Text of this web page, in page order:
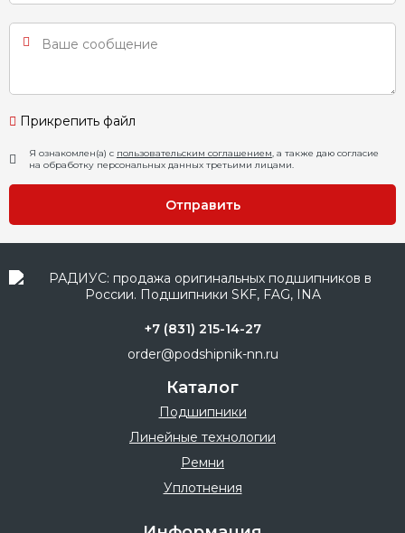
Прикрепить файл
Я ознакомлен(а) с пользовательским соглашением, а также даю согласие
на обработку персональных данных третьими лицами.
Отправить
+7 (831) 215-14-27
order@podshipnik-nn.ru
Каталог
Подшипники
Линейные технологии
Ремни
Уплотнения